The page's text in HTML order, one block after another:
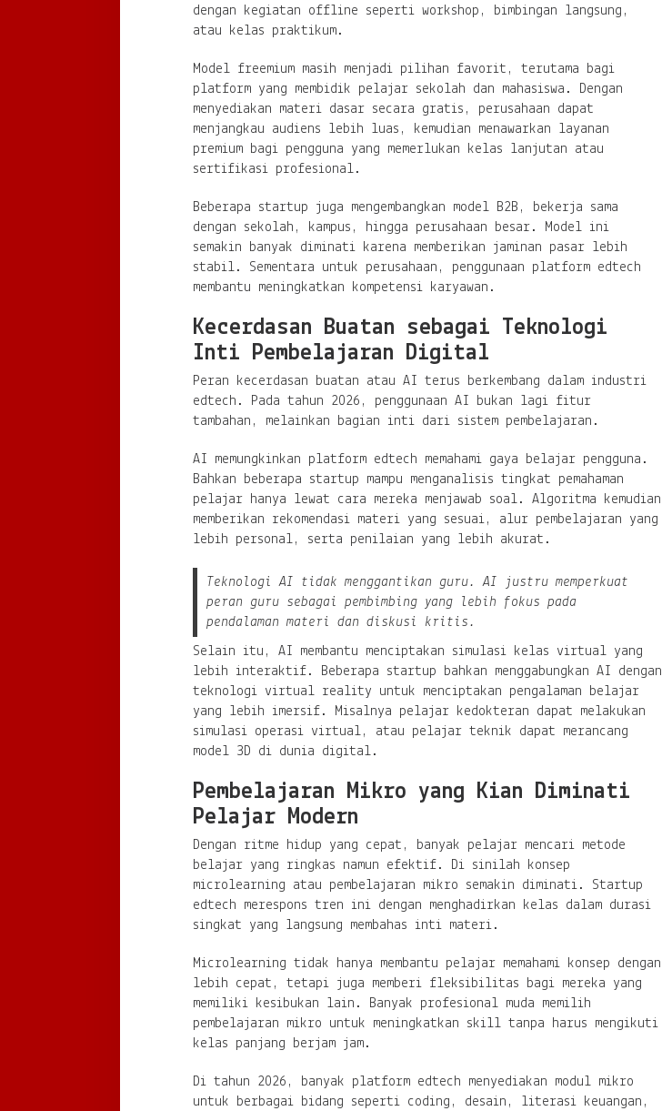
dengan kegiatan offline seperti workshop, bimbingan langsung,
atau kelas praktikum.
Model freemium masih menjadi pilihan favorit, terutama bagi
platform yang membidik pelajar sekolah dan mahasiswa. Dengan
menyediakan materi dasar secara gratis, perusahaan dapat
menjangkau audiens lebih luas, kemudian menawarkan layanan
premium bagi pengguna yang memerlukan kelas lanjutan atau
sertifikasi profesional.
Beberapa startup juga mengembangkan model B2B, bekerja sama
dengan sekolah, kampus, hingga perusahaan besar. Model ini
semakin banyak diminati karena memberikan jaminan pasar lebih
stabil. Sementara untuk perusahaan, penggunaan platform edtech
membantu meningkatkan kompetensi karyawan.
Kecerdasan Buatan sebagai Teknologi
Inti Pembelajaran Digital
Peran kecerdasan buatan atau AI terus berkembang dalam industri
edtech. Pada tahun 2026, penggunaan AI bukan lagi fitur
tambahan, melainkan bagian inti dari sistem pembelajaran.
AI memungkinkan platform edtech memahami gaya belajar pengguna.
Bahkan beberapa startup mampu menganalisis tingkat pemahaman
pelajar hanya lewat cara mereka menjawab soal. Algoritma kemudian
memberikan rekomendasi materi yang sesuai, alur pembelajaran yang
lebih personal, serta penilaian yang lebih akurat.
Teknologi AI tidak menggantikan guru. AI justru memperkuat
peran guru sebagai pembimbing yang lebih fokus pada
pendalaman materi dan diskusi kritis.
Selain itu, AI membantu menciptakan simulasi kelas virtual yang
lebih interaktif. Beberapa startup bahkan menggabungkan AI dengan
teknologi virtual reality untuk menciptakan pengalaman belajar
yang lebih imersif. Misalnya pelajar kedokteran dapat melakukan
simulasi operasi virtual, atau pelajar teknik dapat merancang
model 3D di dunia digital.
Pembelajaran Mikro yang Kian Diminati
Pelajar Modern
Dengan ritme hidup yang cepat, banyak pelajar mencari metode
belajar yang ringkas namun efektif. Di sinilah konsep
microlearning atau pembelajaran mikro semakin diminati. Startup
edtech merespons tren ini dengan menghadirkan kelas dalam durasi
singkat yang langsung membahas inti materi.
Microlearning tidak hanya membantu pelajar memahami konsep dengan
lebih cepat, tetapi juga memberi fleksibilitas bagi mereka yang
memiliki kesibukan lain. Banyak profesional muda memilih
pembelajaran mikro untuk meningkatkan skill tanpa harus mengikuti
kelas panjang berjam jam.
Di tahun 2026, banyak platform edtech menyediakan modul mikro
untuk berbagai bidang seperti coding, desain, literasi keuangan,